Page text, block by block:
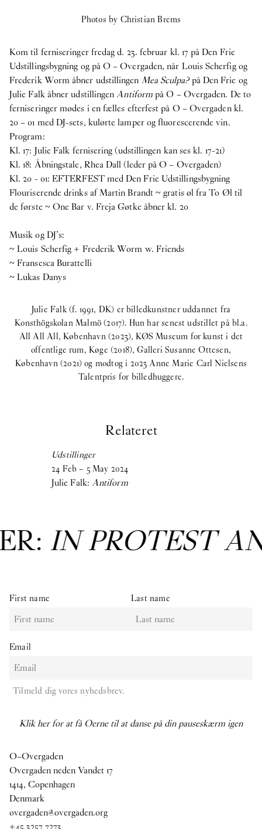
Photos by Christian Brems
Kom til ferniseringer fredag d. 23. februar kl. 17 på Den Frie
Udstillingsbygning og på O – Overgaden, når Louis Scherfig og
Frederik Worm åbner udstillingen Mea Sculpa?på Den Frie og
Julie Falk åbner udstillingenAntiformpå O – Overgaden. De to
ferniseringer mødes i en fælles efterfest på O – Overgaden kl.
20 – 01 med DJ-sets, kulørte lamper og fluorescerende vin.
Program:
Kl. 17: Julie Falk fernisering (udstillingen kan ses kl. 17-21)
Kl. 18: Åbningstale, Rhea Dall (leder på O – Overgaden)
Kl. 20 - 01: EFTERFEST med Den Frie Udstillingsbygning
Flouriserende drinks af Martin Brandt ~ gratis øl fra To Øl til
de første ~ One Bar v. Freja Gøtke åbner kl. 20
Musik og DJ’s:
~ Louis Scherfig + Frederik Worm w. Friends
~ Fransesca Burattelli
~ Lukas Danys
Julie Falk (f. 1991, DK) er billedkunstner uddannet fra
Konsthögskolan Malmö (2017). Hun har senest udstillet på bl.a.
All All All, København (2023), KØS Museum for kunst i det
offentlige rum, Køge (2018), Galleri Susanne Ottesen,
København (2021) og modtog i 2023 Anne Marie Carl Nielsens
Talentpris for billedhuggere.
Relateret
Udstillinger
24 Feb – 5 May 2024
Julie Falk: Antiform
IN PROTEST
First name Last name
Email
Tilmeld dig vores nyhedsbrev.
Klik her for at få Oerne til at danse på din pauseskærm igen
O–Overgaden
Overgaden neden Vandet 17
1414, Copenhagen
Denmark
overgaden@overgaden.org
+45 3257 7273